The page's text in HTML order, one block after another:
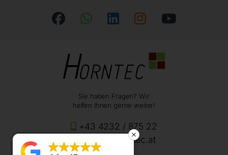
Sie haben Fragen? Wir
helfen Ihnen gerne weiter!
+43 4232 / 875 22
office@horntec.at